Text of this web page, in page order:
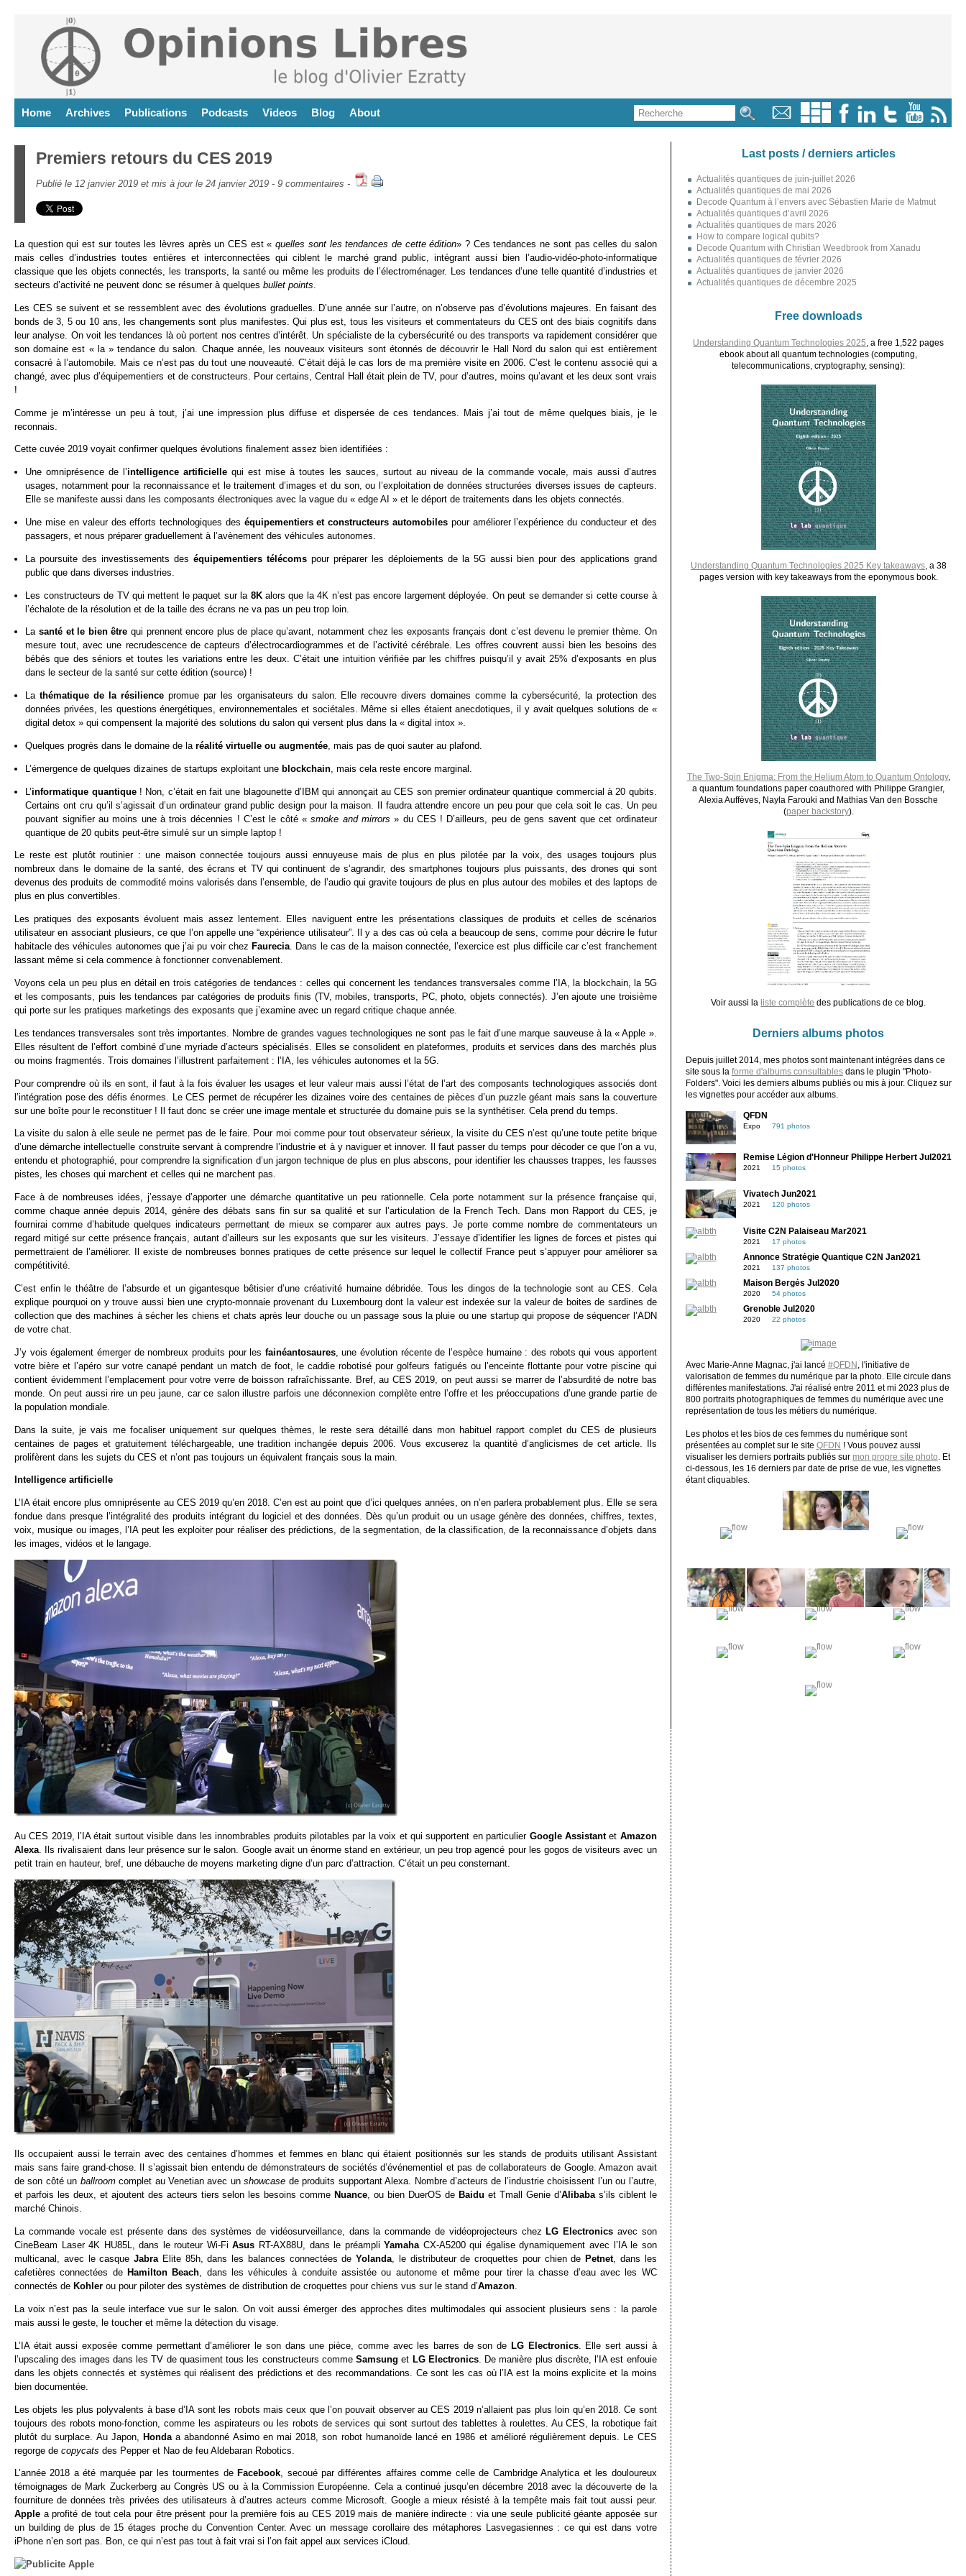
Home Archives Publications Podcasts Videos Blog About
Premiers retours du CES 2019
Publié le 12 janvier 2019 et mis à jour le 24 janvier 2019 - 9 commentaires -
La question qui est sur toutes les lèvres après un CES est «quelles sont les tendances de cette édition» ? Ces tendances ne sont pas celles du salon
mais celles d’industries toutes entières et interconnectées qui ciblent le marché grand public, intégrant aussi bien l’audio-vidéo-photo-informatique
classique que les objets connectés, les transports, la santé ou même les produits de l’électroménager. Les tendances d’une telle quantité d’industries et
secteurs d’activité ne peuvent donc se résumer à quelques bullet points.
Les CES se suivent et se ressemblent avec des évolutions graduelles. D’une année sur l’autre, on n’observe pas d’évolutions majeures. En faisant des
bonds de 3, 5 ou 10 ans, les changements sont plus manifestes. Qui plus est, tous les visiteurs et commentateurs du CES ont des biais cognitifs dans
leur analyse. On voit les tendances là où portent nos centres d’intérêt. Un spécialiste de la cybersécurité ou des transports va rapidement considérer que
son domaine est « la » tendance du salon. Chaque année, les nouveaux visiteurs sont étonnés de découvrir le Hall Nord du salon qui est entièrement
consacré à l’automobile. Mais ce n’est pas du tout une nouveauté. C’était déjà le cas lors de ma première visite en 2006. C’est le contenu associé qui a
changé, avec plus d’équipementiers et de constructeurs. Pour certains, Central Hall était plein de TV, pour d’autres, moins qu’avant et les deux sont vrais
!
Comme je m’intéresse un peu à tout, j’ai une impression plus diffuse et dispersée de ces tendances. Mais j’ai tout de même quelques biais, je le
reconnais.
Cette cuvée 2019 voyait confirmer quelques évolutions finalement assez bien identifiées :
Une omniprésence de l’intelligence artificielle qui est mise à toutes les sauces, surtout au niveau de la commande vocale, mais aussi d’autres
usages, notamment pour la reconnaissance et le traitement d’images et du son, ou l’exploitation de données structurées diverses issues de capteurs.
Elle se manifeste aussi dans les composants électroniques avec la vague du « edge AI » et le déport de traitements dans les objets connectés.
Une mise en valeur des efforts technologiques des équipementiers et constructeurs automobiles pour améliorer l’expérience du conducteur et des
passagers, et nous préparer graduellement à l’avènement des véhicules autonomes.
La poursuite des investissements deséquipementiers télécoms pour préparer les déploiements de la 5G aussi bien pour des applications grand
public que dans diverses industries.
Les constructeurs de TV qui mettent le paquet sur la 8Kalors que la 4K n’est pas encore largement déployée. On peut se demander si cette course à
l’échalote de la résolution et de la taille des écrans ne va pas un peu trop loin.
La santé et le bien être qui prennent encore plus de place qu’avant, notamment chez les exposants français dont c’est devenu le premier thème. On
mesure tout, avec une recrudescence de capteurs d’électrocardiogrammes et de l’activité cérébrale. Les offres couvrent aussi bien les besoins des
bébés que des séniors et toutes les variations entre les deux. C’était une intuition vérifiée par les chiffres puisqu’il y avait 25% d’exposants en plus
dans le secteur de la santé sur cette édition (source) !
Lathématique de la résilience promue par les organisateurs du salon. Elle recouvre divers domaines comme la cybersécurité, la protection des
données privées, les questions énergétiques, environnementales et sociétales. Même si elles étaient anecdotiques, il y avait quelques solutions de «
digital detox » qui compensent la majorité des solutions du salon qui versent plus dans la « digital intox ».
Quelques progrès dans le domaine de laréalité virtuelle ou augmentée , mais pas de quoi sauter au plafond.
L’émergence de quelques dizaines de startups exploitant une blockchain , mais cela reste encore marginal.
L’informatique quantique! Non, c’était en fait une blagounette d’IBM qui annonçait au CES son premier ordinateur quantique commercial à 20 qubits.
Certains ont cru qu’il s’agissait d’un ordinateur grand public design pour la maison. Il faudra attendre encore un peu pour que cela soit le cas. Un peu
pouvant signifier au moins une à trois décennies ! C’est le côté «smoke and mirrors » du CES ! D’ailleurs, peu de gens savent que cet ordinateur
quantique de 20 qubits peut-être simulé sur un simple laptop !
Le reste est plutôt routinier : une maison connectée toujours aussi ennuyeuse mais de plus en plus pilotée par la voix, des usages toujours plus
nombreux dans le domaine de la santé, des écrans et TV qui continuent de s’agrandir, des smartphones toujours plus puissants, des drones qui sont
devenus des produits de commodité moins valorisés dans l’ensemble, de l’audio qui gravite toujours de plus en plus autour des mobiles et des laptops de
plus en plus convertibles.
Les pratiques des exposants évoluent mais assez lentement. Elles naviguent entre les présentations classiques de produits et celles de scénarios
utilisateur en associant plusieurs, ce que l’on appelle une “expérience utilisateur”. Il y a des cas où cela a beaucoup de sens, comme pour décrire le futur
habitacle des véhicules autonomes que j’ai pu voir chez Faurecia. Dans le cas de la maison connectée, l’exercice est plus difficile car c’est franchement
lassant même si cela commence à fonctionner convenablement.
Voyons cela un peu plus en détail en trois catégories de tendances : celles qui concernent les tendances transversales comme l’IA, la blockchain, la 5G
et les composants, puis les tendances par catégories de produits finis (TV, mobiles, transports, PC, photo, objets connectés). J’en ajoute une troisième
qui porte sur les pratiques marketings des exposants que j’examine avec un regard critique chaque année.
Les tendances transversales sont très importantes. Nombre de grandes vagues technologiques ne sont pas le fait d’une marque sauveuse à la « Apple ».
Elles résultent de l’effort combiné d’une myriade d’acteurs spécialisés. Elles se consolident en plateformes, produits et services dans des marchés plus
ou moins fragmentés. Trois domaines l’illustrent parfaitement : l’IA, les véhicules autonomes et la 5G.
Pour comprendre où ils en sont, il faut à la fois évaluer les usages et leur valeur mais aussi l’état de l’art des composants technologiques associés dont
l’intégration pose des défis énormes. Le CES permet de récupérer les dizaines voire des centaines de pièces d’un puzzle géant mais sans la couverture
sur une boîte pour le reconstituer ! Il faut donc se créer une image mentale et structurée du domaine puis se la synthétiser. Cela prend du temps.
La visite du salon à elle seule ne permet pas de le faire. Pour moi comme pour tout observateur sérieux, la visite du CES n’est qu’une toute petite brique
d’une démarche intellectuelle construite servant à comprendre l’industrie et à y naviguer et innover. Il faut passer du temps pour décoder ce que l’on a vu,
entendu et photographié, pour comprendre la signification d’un jargon technique de plus en plus abscons, pour identifier les chausses trappes, les fausses
pistes, les choses qui marchent et celles qui ne marchent pas.
Face à de nombreuses idées, j’essaye d’apporter une démarche quantitative un peu rationnelle. Cela porte notamment sur la présence française qui,
comme chaque année depuis 2014, génère des débats sans fin sur sa qualité et sur l’articulation de la French Tech. Dans mon Rapport du CES, je
fournirai comme d’habitude quelques indicateurs permettant de mieux se comparer aux autres pays. Je porte comme nombre de commentateurs un
regard mitigé sur cette présence français, autant d’ailleurs sur les exposants que sur les visiteurs. J’essaye d’identifier les lignes de forces et pistes qui
permettraient de l’améliorer. Il existe de nombreuses bonnes pratiques de cette présence sur lequel le collectif France peut s’appuyer pour améliorer sa
compétitivité.
C’est enfin le théâtre de l’absurde et un gigantesque bêtisier d’une créativité humaine débridée. Tous les dingos de la technologie sont au CES. Cela
explique pourquoi on y trouve aussi bien une crypto-monnaie provenant du Luxembourg dont la valeur est indexée sur la valeur de boites de sardines de
collection que des machines à sécher les chiens et chats après leur douche ou un passage sous la pluie ou une startup qui propose de séquencer l’ADN
de votre chat.
J’y vois également émerger de nombreux produits pour les fainéantosaures, une évolution récente de l’espèce humaine : des robots qui vous apportent
votre bière et l’apéro sur votre canapé pendant un match de foot, le caddie robotisé pour golfeurs fatigués ou l’enceinte flottante pour votre piscine qui
contient évidemment l’emplacement pour votre verre de boisson rafraîchissante. Bref, au CES 2019, on peut aussi se marrer de l’absurdité de notre bas
monde. On peut aussi rire un peu jaune, car ce salon illustre parfois une déconnexion complète entre l’offre et les préoccupations d’une grande partie de
la population mondiale.
Dans la suite, je vais me focaliser uniquement sur quelques thèmes, le reste sera détaillé dans mon habituel rapport complet du CES de plusieurs
centaines de pages et gratuitement téléchargeable, une tradition inchangée depuis 2006. Vous excuserez la quantité d’anglicismes de cet article. Ils
prolifèrent dans les sujets du CES et n’ont pas toujours un équivalent français sous la main.
Intelligence artificielle
L’IA était encore plus omniprésente au CES 2019 qu’en 2018. C’en est au point que d’ici quelques années, on n’en parlera probablement plus. Elle se sera
fondue dans presque l’intégralité des produits intégrant du logiciel et des données. Dès qu’un produit ou un usage génère des données, chiffres, textes,
voix, musique ou images, l’IA peut les exploiter pour réaliser des prédictions, de la segmentation, de la classification, de la reconnaissance d’objets dans
les images, vidéos et le langage.
Au CES 2019, l’IA était surtout visible dans les innombrables produits pilotables par la voix et qui supportent en particulier Google Assistantet Amazon
Alexa . Ils rivalisaient dans leur présence sur le salon. Google avait un énorme stand en extérieur, un peu trop agencé pour les gogos de visiteurs avec un
petit train en hauteur, bref, une débauche de moyens marketing digne d’un parc d’attraction. C’était un peu consternant.
Ils occupaient aussi le terrain avec des centaines d’hommes et femmes en blanc qui étaient positionnés sur les stands de produits utilisant Assistant
mais sans faire grand-chose. Il s’agissait bien entendu de démonstrateurs de sociétés d’événementiel et pas de collaborateurs de Google. Amazon avait
de son côté un ballroomcomplet au Venetian avec unshowcase de produits supportant Alexa. Nombre d’acteurs de l’industrie choisissent l’un ou l’autre,
et parfois les deux, et ajoutent des acteurs tiers selon les besoins comme Nuance, ou bien DuerOS de Baidu et Tmall Genie d’Alibabas’ils ciblent le
marché Chinois.
La commande vocale est présente dans des systèmes de vidéosurveillance, dans la commande de vidéoprojecteurs chez LG Electronics avec son
CineBeam Laser 4K HU85L, dans le routeur Wi-FiAsus RT-AX88U, dans le préampliYamahaCX-A5200 qui égalise dynamiquement avec l’IA le son
multicanal, avec le casqueJabraElite 85h, dans les balances connectées deYolanda, le distributeur de croquettes pour chien de Petnet, dans les
cafetières connectées de Hamilton Beach, dans les véhicules à conduite assistée ou autonome et même pour tirer la chasse d’eau avec les WC
connectés de Kohler ou pour piloter des systèmes de distribution de croquettes pour chiens vus sur le stand d’Amazon.
La voix n’est pas la seule interface vue sur le salon. On voit aussi émerger des approches dites multimodales qui associent plusieurs sens : la parole
mais aussi le geste, le toucher et même la détection du visage.
L’IA était aussi exposée comme permettant d’améliorer le son dans une pièce, comme avec les barres de son de LG Electronics. Elle sert aussi à
l’upscaling des images dans les TV de quasiment tous les constructeurs commeSamsung et LG Electronics. De manière plus discrète, l’IA est enfouie
dans les objets connectés et systèmes qui réalisent des prédictions et des recommandations. Ce sont les cas où l’IA est la moins explicite et la moins
bien documentée.
Les objets les plus polyvalents à base d’IA sont les robots mais ceux que l’on pouvait observer au CES 2019 n’allaient pas plus loin qu’en 2018. Ce sont
toujours des robots mono-fonction, comme les aspirateurs ou les robots de services qui sont surtout des tablettes à roulettes. Au CES, la robotique fait
plutôt du surplace. Au Japon,Honda a abandonné Asimo en mai 2018, son robot humanoïde lancé en 1986 et amélioré régulièrement depuis. Le CES
regorge de copycats des Pepper et Nao de feu Aldebaran Robotics.
L’année 2018 a été marquée par les tourmentes de Facebook, secoué par différentes affaires comme celle de Cambridge Analytica et les douloureux
témoignages de Mark Zuckerberg au Congrès US ou à la Commission Européenne. Cela a continué jusqu’en décembre 2018 avec la découverte de la
fourniture de données très privées des utilisateurs à d’autres acteurs comme Microsoft. Google a mieux résisté à la tempête mais fait tout aussi peur.
Apple a profité de tout cela pour être présent pour la première fois au CES 2019 mais de manière indirecte : via une seule publicité géante apposée sur
un building de plus de 15 étages proche du Convention Center. Avec un message corollaire des métaphores Lasvegasiennes : ce qui est dans votre
iPhone n’en sort pas. Bon, ce qui n’est pas tout à fait vrai si l’on fait appel aux services iCloud.
Last posts / derniers articles
Actualités quantiques de juin-juillet 2026
Actualités quantiques de mai 2026
Decode Quantum à l’envers avec Sébastien Marie de Matmut
Actualités quantiques d’avril 2026
Actualités quantiques de mars 2026
How to compare logical qubits?
Decode Quantum with Christian Weedbrook from Xanadu
Actualités quantiques de février 2026
Actualités quantiques de janvier 2026
Actualités quantiques de décembre 2025
Free downloads
Understanding Quantum Technologies 2025 , a free 1,522 pages
ebook about all quantum technologies (computing,
telecommunications, cryptography, sensing):
Understanding Quantum Technologies 2025 Key takeaways, a 38
pages version with key takeaways from the eponymous book.
The Two-Spin Enigma: From the Helium Atom to Quantum Ontology,
a quantum foundations paper coauthored with Philippe Grangier,
Alexia Auffèves, Nayla Farouki and Mathias Van den Bossche
(paper backstory).
Voir aussi la liste complète des publications de ce blog.
Derniers albums photos
Depuis juillet 2014, mes photos sont maintenant intégrées dans ce
site sous la forme d'albums consultablesdans le plugin "Photo-
Folders". Voici les derniers albums publiés ou mis à jour. Cliquez sur
les vignettes pour accéder aux albums.
QFDN
Expo 791 photos
Remise Légion d'Honneur Philippe Herbert Jul2021
2021 15 photos
Vivatech Jun2021
2021 120 photos
Visite C2N Palaiseau Mar2021
2021 17 photos
Annonce Stratégie Quantique C2N Jan2021
2021 137 photos
Maison Bergès Jul2020
2020 54 photos
Grenoble Jul2020
2020 22 photos
Avec Marie-Anne Magnac, j'ai lancé #QFDN
, l'initiative de
valorisation de femmes du numérique par la photo. Elle circule dans
différentes manifestations. J'ai réalisé entre 2011 et mi 2023 plus de
800 portraits photographiques de femmes du numérique avec une
représentation de tous les métiers du numérique.
Les photos et les bios de ces femmes du numérique sont
présentées au complet sur le site QFDN ! Vous pouvez aussi
visualiser les derniers portraits publiés sur mon propre site photo . Et
ci-dessous, les 16 derniers par date de prise de vue, les vignettes
étant cliquables.